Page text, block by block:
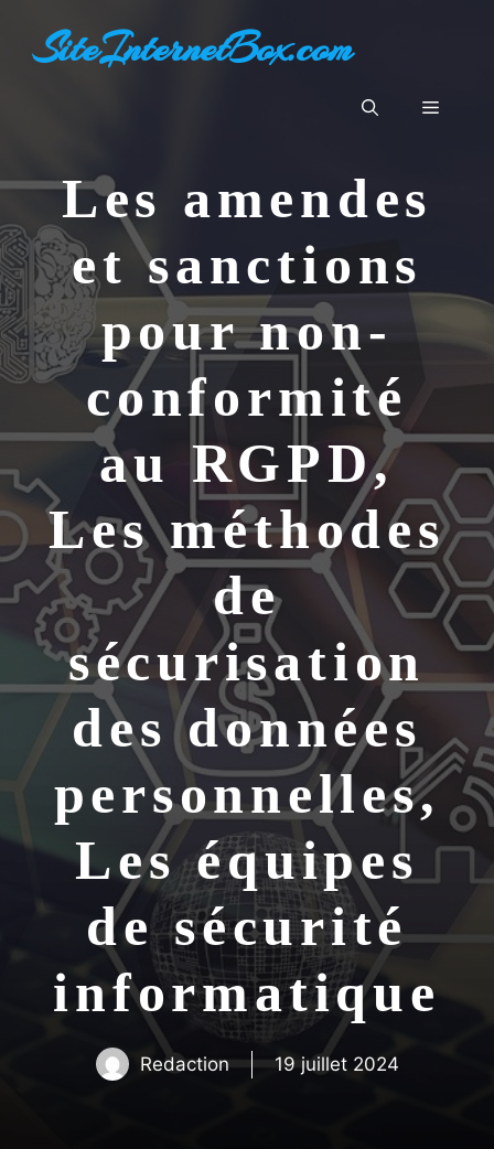
contenuSiteInternetBox.com
Menu
Les amendes
et sanctions
pour non-
conformité
au RGPD,
Les méthodes
de
sécurisation
des données
personnelles,
Les équipes
de sécurité
informatique
Redaction 19 juillet 2024